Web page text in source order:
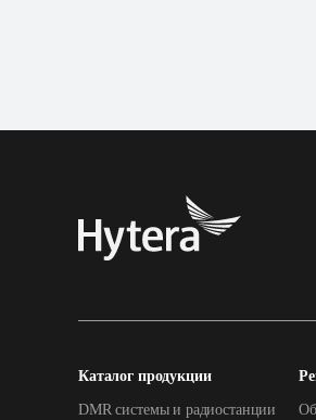
Каталог продукции
DMR системы и радиостанции